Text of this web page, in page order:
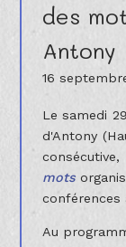
des
Antony
16
Le samedi
d'Antony
mots
conférences
Au